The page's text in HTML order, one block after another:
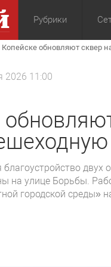
Рубрики
Общество
Копейске обновляют сквер
2026 11:00
на улице Борьбы.
городской среды»